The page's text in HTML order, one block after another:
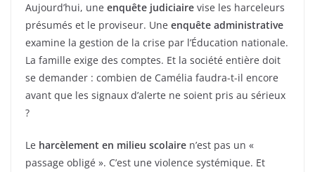
Aujourd’hui, une enquête judiciaire vise les harceleurs
présumés et le proviseur. Une enquête administrative
examine la gestion de la crise par l’Éducation nationale.
La famille exige des comptes. Et la société entière doit
se demander : combien de Camélia faudra-t-il encore
avant que les signaux d’alerte ne soient pris au sérieux
?
Le harcèlement en milieu scolaire n’est pas un «
passage obligé ». C’est une violence systémique. Et